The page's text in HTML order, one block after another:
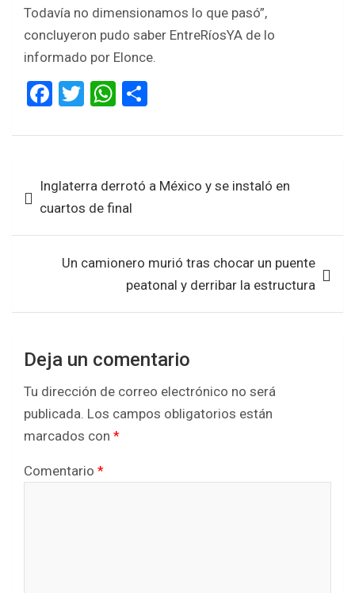
Todavía no dimensionamos lo que pasó”,
concluyeron pudo saber EntreRíosYA de lo
informado por Elonce.
F
ce
o
o
k
T
tt
W
at
A
p
p
ar
de Inglaterra derrotó a México y se instaló en
cuartos de final
Un camionero murió tras chocar un puente
peatonal y derribar la estructura
Deja un comentario
Tu dirección de correo electrónico no será
publicada. Los campos obligatorios están
marcados con *
Comentario *